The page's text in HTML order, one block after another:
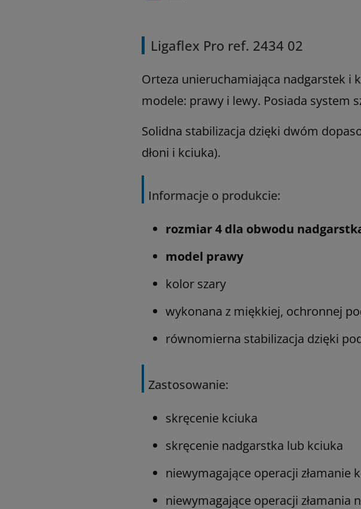
Ligaflex Pro ref. 2434 02
Orteza unieruchamiająca nadgarstek i
modele: prawy i lewy. Posiada system
Solidna stabilizacja dzięki dwóm
dłoni i kciuka).
Informacje o produkcie:
rozmiar 4 dla obwodu
model prawy
kolor szary
wykonana z miękkiej, ochronnej
równomierna stabilizacja dzięki
Zastosowanie:
skręcenie kciuka
skręcenie nadgarstka lub kciuka
niewymagające operacji złamanie
niewymagające operacji złamania